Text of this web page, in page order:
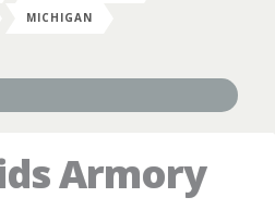
MICHIGAN
Armory